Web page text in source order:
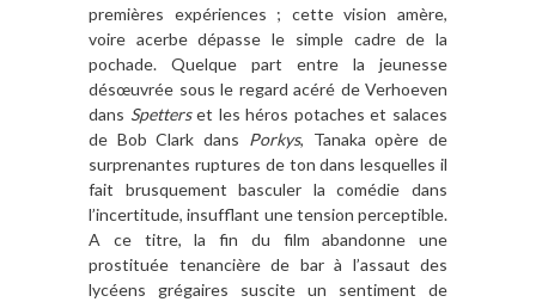
premières expériences ; cette vision amère,
voire acerbe dépasse le simple cadre de la
pochade. Quelque part entre la jeunesse
désœuvrée sous le regard acéré de Verhoeven
dans Spetterset les héros potaches et salaces
de Bob Clark dans Porkys, Tanaka opère de
surprenantes ruptures de ton dans lesquelles il
fait brusquement basculer la comédie dans
l’incertitude, insufflant une tension perceptible.
A ce titre, la fin du film abandonne une
prostituée tenancière de bar à l’assaut des
lycéens grégaires suscite un sentiment de